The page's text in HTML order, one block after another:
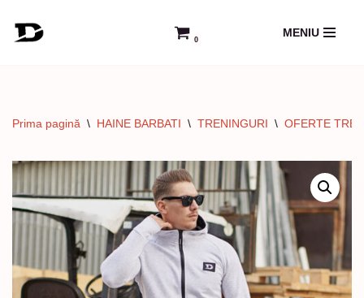
Sari
0
MENIU
Prima pagină \ HAINE BARBATI \ TRENINGURI \ OFERTE